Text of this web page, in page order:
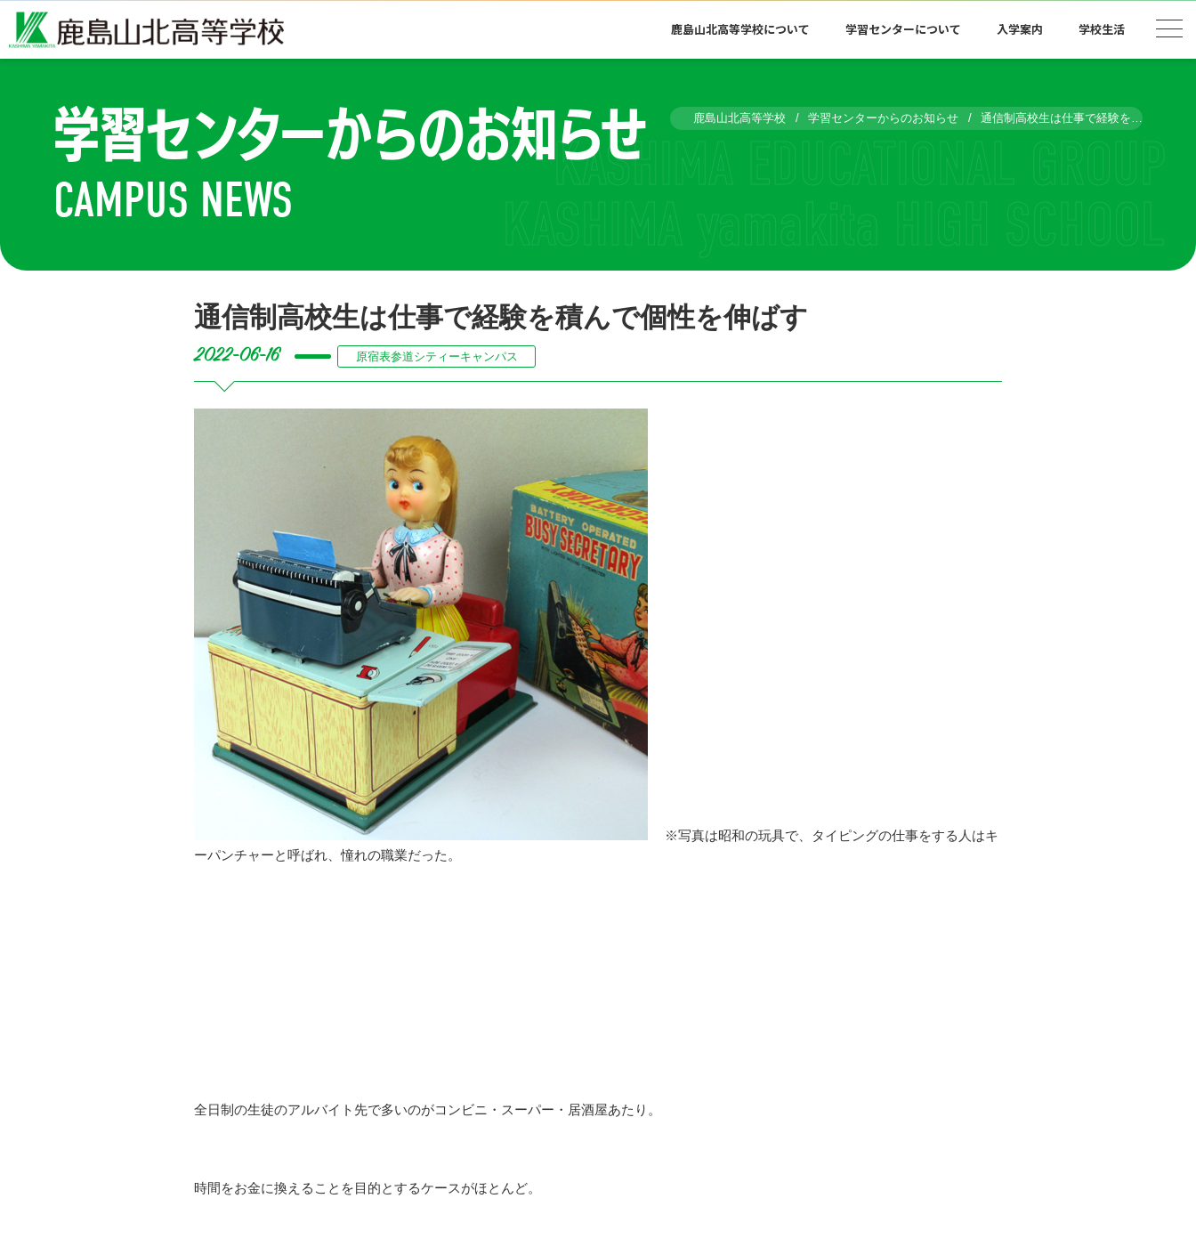
鹿島山北高等学校について 学習センターについて 入学案内 学校生活
学習センターからのお知らせ
CAMPUS NEWS
鹿島山北高等学校 学習センターからのお知らせ 通信制高校生は仕事で経験を積んで個性を伸ばす
通信制高校生は仕事で経験を積んで個性を伸ばす
2022-06-16 原宿表参道シティーキャンパス
※写真は昭和の玩具で、タイピングの仕事をする人はキ
ーパンチャーと呼ばれ、憧れの職業だった。
全日制の生徒のアルバイト先で多いのがコンビニ・スーパー・居酒屋あたり。
時間をお金に換えることを目的とするケースがほとんど。